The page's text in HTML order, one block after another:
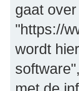
gaat
"https://
wordt